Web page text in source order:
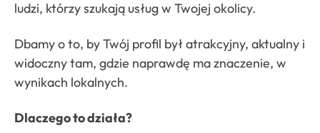
ludzi, którzy szukają usług w Twojej okolicy.
Dbamy o to, by Twój profil był atrakcyjny, aktualny i
widoczny tam, gdzie naprawdę ma znaczenie, w
wynikach lokalnych.
Dlaczego to działa?